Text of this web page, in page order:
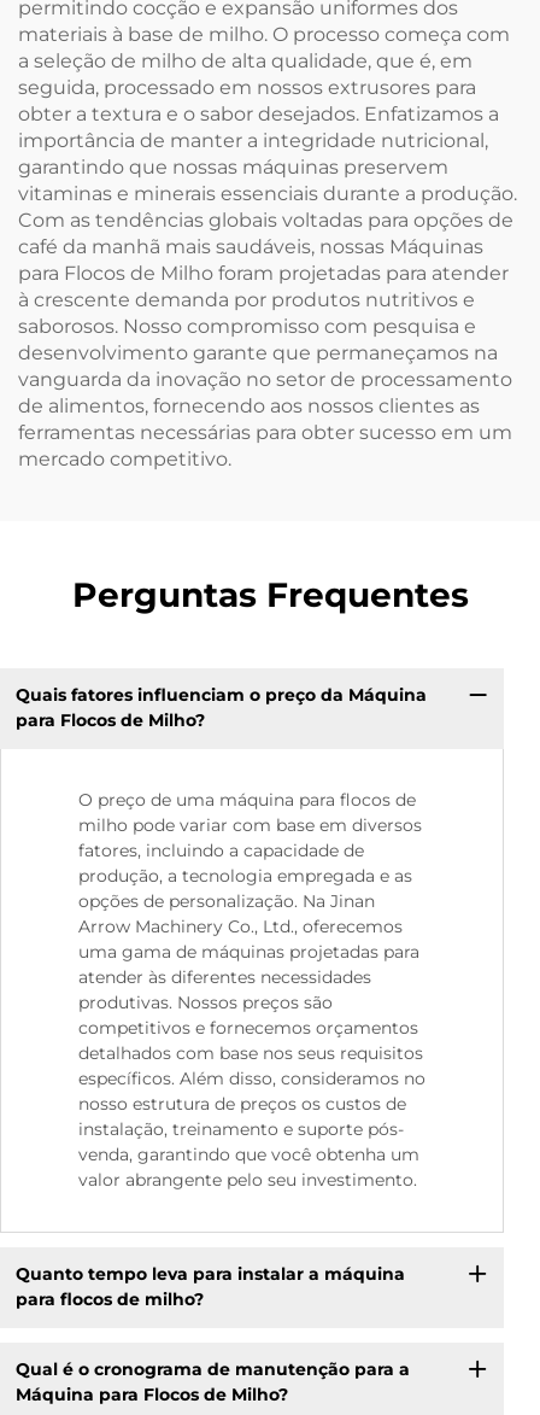
permitindo cocção e expansão uniformes dos
materiais à base de milho. O processo começa com
a seleção de milho de alta qualidade, que é, em
seguida, processado em nossos extrusores para
obter a textura e o sabor desejados. Enfatizamos a
importância de manter a integridade nutricional,
garantindo que nossas máquinas preservem
vitaminas e minerais essenciais durante a produção.
Com as tendências globais voltadas para opções de
café da manhã mais saudáveis, nossas Máquinas
para Flocos de Milho foram projetadas para atender
à crescente demanda por produtos nutritivos e
saborosos. Nosso compromisso com pesquisa e
desenvolvimento garante que permaneçamos na
vanguarda da inovação no setor de processamento
de alimentos, fornecendo aos nossos clientes as
ferramentas necessárias para obter sucesso em um
mercado competitivo.
Perguntas Frequentes
Quais fatores influenciam o preço da Máquina
para Flocos de Milho?
O preço de uma máquina para flocos de
milho pode variar com base em diversos
fatores, incluindo a capacidade de
produção, a tecnologia empregada e as
opções de personalização. Na Jinan
Arrow Machinery Co., Ltd., oferecemos
uma gama de máquinas projetadas para
atender às diferentes necessidades
produtivas. Nossos preços são
competitivos e fornecemos orçamentos
detalhados com base nos seus requisitos
específicos. Além disso, consideramos no
nosso estrutura de preços os custos de
instalação, treinamento e suporte pós-
venda, garantindo que você obtenha um
valor abrangente pelo seu investimento.
Quanto tempo leva para instalar a máquina
para flocos de milho?
Qual é o cronograma de manutenção para a
Máquina para Flocos de Milho?